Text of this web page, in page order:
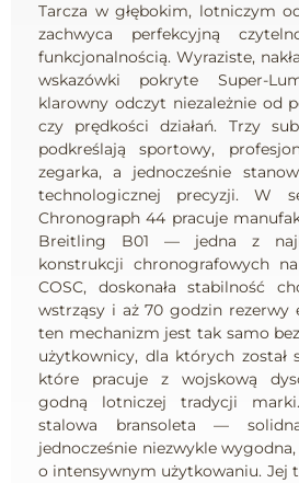
Tarcza w głębokim, lotniczym
zachwyca perfekcyjną
funkcjonalnością. Wyraziste,
wskazówki pokryte Super-
klarowny odczyt niezależnie od
czy prędkości działań. Trzy
podkreślają sportowy,
zegarka, a jednocześnie
technologicznej precyzji. W
Chronograph 44 pracuje
Breitling B01 — jedna z
konstrukcji chronografowych
COSC, doskonała stabilność
wstrząsy i aż 70 godzin rezerwy
ten mechanizm jest tak samo
użytkownicy, dla których został
które pracuje z wojskową
godną lotniczej tradycji marki.
stalowa bransoleta —
jednocześnie niezwykle
o intensywnym użytkowaniu. Jej